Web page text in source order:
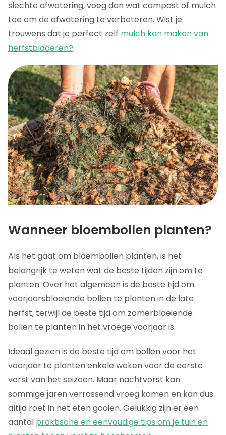
slechte afwatering, voeg dan wat compost of mulch
toe om de afwatering te verbeteren. Wist je
trouwens dat je perfect zelf mulch kan maken van
herfstbladeren?
Wanneer bloembollen planten?
Als het gaat om bloembollen planten, is het
belangrijk te weten wat de beste tijden zijn om te
planten. Over het algemeen is de beste tijd om
voorjaarsbloeiende bollen te planten in de late
herfst, terwijl de beste tijd om zomerbloeiende
bollen te planten in het vroege voorjaar is.
Ideaal gezien is de beste tijd om bollen voor het
voorjaar te planten enkele weken voor de eerste
vorst van het seizoen. Maar nachtvorst kan
sommige jaren verrassend vroeg komen en kan dus
altijd roet in het eten gooien. Gelukkig zijn er een
aantal praktische en eenvoudige tips om je tuin en